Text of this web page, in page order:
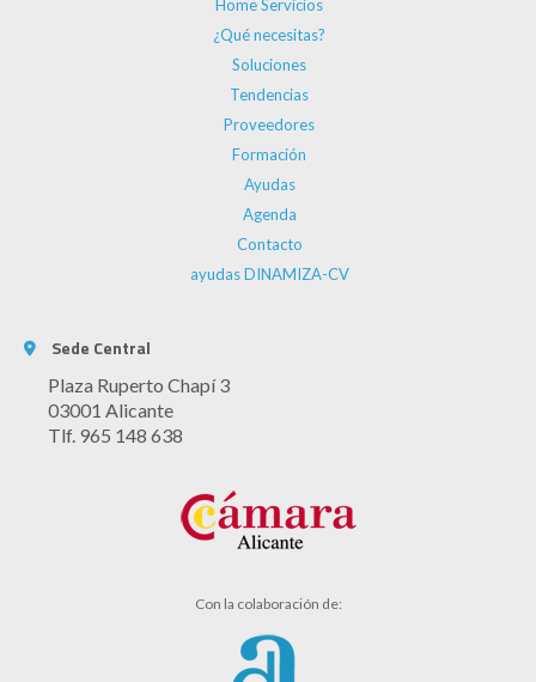
Home Servicios
¿Qué necesitas?
Soluciones
Tendencias
Proveedores
Formación
Ayudas
Agenda
Contacto
ayudas DINAMIZA-CV
Sede Central
Plaza Ruperto Chapí 3
03001 Alicante
Tlf. 965 148 638
Con la colaboración de: